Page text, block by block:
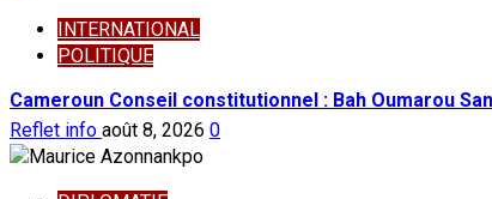
INTERNATIONAL
POLITIQUE
Cameroun Conseil constitutionnel : Bah Oumarou
Reflet info août 8, 2026 0